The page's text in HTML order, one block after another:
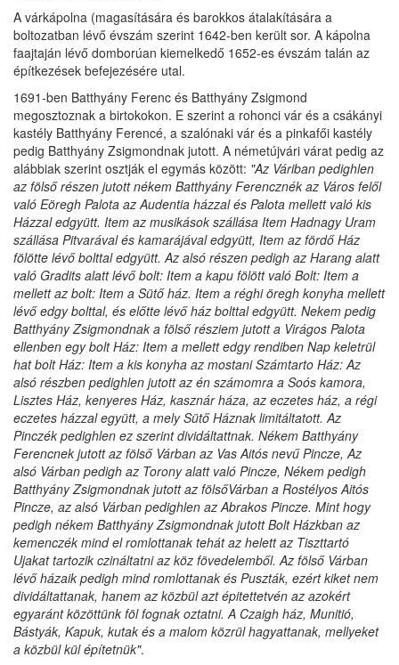
A várkápolna (magasítására és barokkos átalakítására a
boltozatban lévő évszám szerint 1642-ben került sor. A kápolna
faajtaján lévő domborúan kiemelkedő 1652-es évszám talán az
építkezések befejezésére utal.
1691-ben Batthyány Ferenc és Batthyány Zsigmond
megosztoznak a birtokokon. E szerint a rohonci vár és a csákányi
kastély Batthyány Ferencé, a szalónaki vár és a pinkafői kastély
pedig Batthyány Zsigmondnak jutott. A németújvári várat pedig az
alábbiak szerint osztják el egymás között: "Az Váriban pedighlen
az fölső részen jutott nékem Batthyány Ferencznék az Város felől
való Eöregh Palota az Audentia házzal és Palota mellett való kis
Házzal edgyütt. Item az musikások szállása Item Hadnagy Uram
szállása Pitvarával és kamarájával edgyütt, Item az fördő Ház
fölötte lévő bolttal edgyütt. Az alsó részen pedigh az Harang alatt
való Gradits alatt lévő bolt: Item a kapu fölött való Bolt: Item a
mellett az bolt: Item a Sütő ház. Item a réghi öregh konyha mellett
lévő edgy bolttal, és előtte lévő ház bolttal edgyütt. Nekem pedig
Batthyány Zsigmondnak a fölső résziem jutott a Virágos Palota
ellenben egy bolt Ház: Item a mellett edgy rendiben Nap keletrül
hat bolt Ház: Item a kis konyha az mostani Számtarto Ház: Az
alsó részben pedighlen jutott az én számomra a Soós kamora,
Lisztes Ház, kenyeres Ház, kasznár háza, az eczetes ház, a régi
eczetes házzal együtt, a mely Sütő Háznak limitáltatott. Az
Pinczék pedighlen ez szerint dividáltattnak. Nékem Batthyány
Ferencnek jutott az fölső Várban az Vas Aitós nevű Pincze, Az
alsó Várban pedigh az Torony alatt való Pincze, Nékem pedigh
Batthyány Zsigmondnak jutott az fölsőVárban a Rostélyos Aitós
Pincze, az alsó Várban pedighlen az Abrakos Pincze. Mint hogy
pedigh nékem Batthyány Zsigmondnak jutott Bolt Házkban az
kemenczék mind el romlottanak tehát az helett az Tiszttartó
Ujakat tartozik czináltatni az köz fövedelemből. Az fölső Várban
lévő házaik pedigh mind romlottanak és Puszták, ezért kiket nem
dividáltattanak, hanem az közbül azt épitettetvén az azokért
egyaránt közöttünk föl fognak oztatni. A Czaigh ház, Munitió,
Bástyák, Kapuk, kutak és a malom közrül hagyattanak, mellyeket
a közbül kül építetnük".